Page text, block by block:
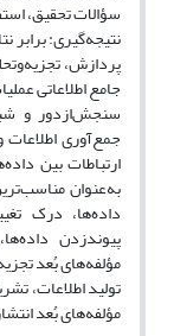
سؤالات تحقیق،
نتیجه‌گیری: برابر
پردازش،
جامع اطلاعاتی
سنجش‌ازدور و
جمع‌آوری
ارتباطات بین
به‌عنوان
داده‌ها، درک
پیوندزدن
مؤلفه‌های بُعد
تولید اطلاعات،
مؤلفه‌های بُعد